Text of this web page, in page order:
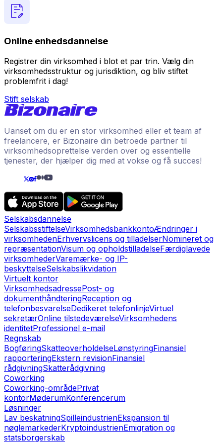
Online enhedsdannelse
Registrer din virksomhed i blot et par trin. Vælg din
virksomhedsstruktur og jurisdiktion, og bliv stiftet
problemfrit i dag!
Stift selskab
Uanset om du er en stor virksomhed eller et team af
freelancere, er Bizonaire din betroede partner til
virksomhedsoprettelse verden over og essentielle
tjenester, der hjælper dig med at vokse og få succes!
Selskabsdannelse
SelskabsstiftelseVirksomhedsbankkontoÆndringer i
virksomhedenErhvervslicens og tilladelserNomineret og
repræsentationVisum og opholdstilladelseFærdiglavede
virksomhederVaremærke- og IP-
beskyttelseSelskabslikvidation
Virtuelt kontor
VirksomhedsadressePost- og
dokumenthåndteringReception og
telefonbesvarelseDedikeret telefonlinjeVirtuel
sekretærOnline tilstedeværelseVirksomhedens
identitetProfessionel e-mail
Regnskab
BogføringSkatteoverholdelseLønstyringFinansiel
rapporteringEkstern revisionFinansiel
rådgivningSkatterådgivning
Coworking
Coworking-områdePrivat
kontorMøderumKonferencerum
Løsninger
Lav beskatningSpilleindustrienEkspansion til
nøglemarkederKryptoindustrienEmigration og
statsborgerskab